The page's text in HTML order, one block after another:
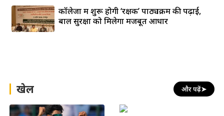
कॉलेजों में शुरू होगी ‘रक्षक’ पाठ्यक्रम की पढ़ाई,
बाल सुरक्षा को मिलेगा मजबूत आधार
खेल और पढ़ें➤